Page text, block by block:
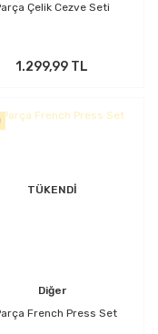
Çelik Cezve Seti
1.299,99 TL
TÜKENDİ
Diğer
French Press Set